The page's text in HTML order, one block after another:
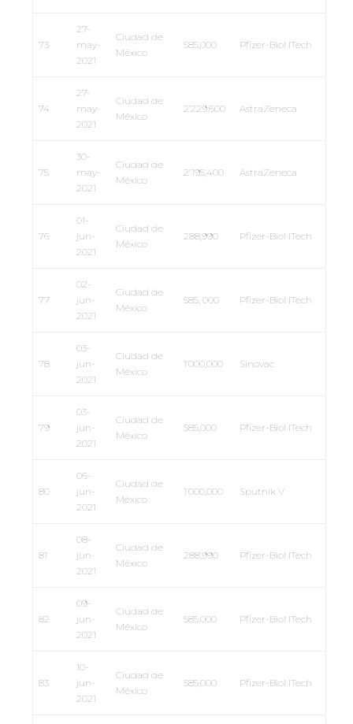
73
27-
may-
2021
Ciudad de
México
585,000 Pfizer-BioNTech
74
27-
may-
2021
Ciudad de
México
2’229,600 AstraZeneca
75
30-
may-
2021
Ciudad de
México
2’195,400 AstraZeneca
76
01-
jun-
2021
Ciudad de
México
288,990 Pfizer-BioNTech
77
02-
jun-
2021
Ciudad de
México
585, 000 Pfizer-BioNTech
78
03-
jun-
2021
Ciudad de
México
1’000,000 Sinovac
79
03-
jun-
2021
Ciudad de
México
585,000 Pfizer-BioNTech
80
06-
jun-
2021
Ciudad de
México
1’000,000 Sputnik V
81
08-
jun-
2021
Ciudad de
México
288,990 Pfizer-BioNTech
82
09-
jun-
2021
Ciudad de
México
585,000 Pfizer-BioNTech
83
10-
jun-
2021
Ciudad de
México
585,000 Pfizer-BioNTech